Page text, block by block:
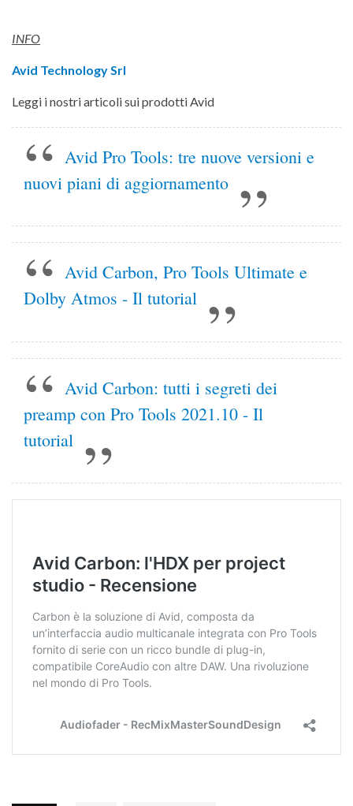
INFO
Avid Technology Srl
Leggi i nostri articoli sui prodotti Avid
Avid Pro Tools: tre nuove versioni e
nuovi piani di aggiornamento
Avid Carbon, Pro Tools Ultimate e
Dolby Atmos - Il tutorial
Avid Carbon: tutti i segreti dei
preamp con Pro Tools 2021.10 - Il
tutorial